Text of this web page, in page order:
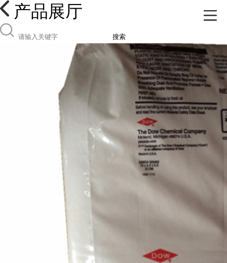
产品展厅
搜索